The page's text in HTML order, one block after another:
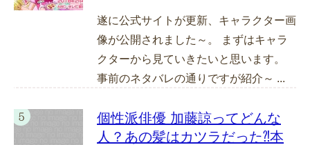
遂に公式サイトが更新、キャラクター画
像が公開されました～。 まずはキャラ
クターから見ていきたいと思います。
事前のネタバレの通りですが紹介～ ...
個性派俳優 加藤諒ってどんな
人？あの髪はカツラだった⁈本